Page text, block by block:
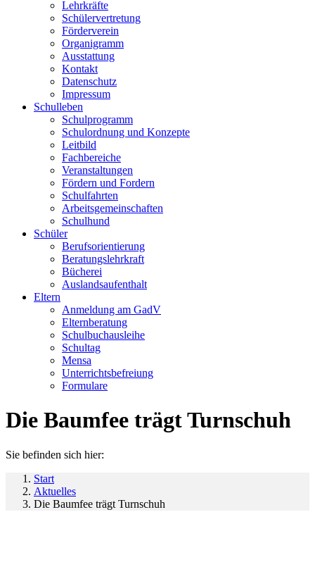
Lehrkräfte
Schülervertretung
Förderverein
Organigramm
Ausstattung
Kontakt
Datenschutz
Impressum
Schulleben
Schulprogramm
Schulordnung und Konzepte
Leitbild
Fachbereiche
Veranstaltungen
Fördern und Fordern
Schulfahrten
Arbeitsgemeinschaften
Schulhund
Schüler
Berufsorientierung
Beratungslehrkraft
Bücherei
Auslandsaufenthalt
Eltern
Anmeldung am GadV
Elternberatung
Schulbuchausleihe
Schultag
Mensa
Unterrichtsbefreiung
Formulare
Die Baumfee trägt Turnschuh
Sie befinden sich hier:
Start
Aktuelles
Die Baumfee trägt Turnschuh